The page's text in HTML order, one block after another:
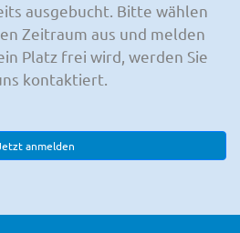
ausgebucht. Bitte wählen
Zeitraum aus und melden
Platz frei wird, werden Sie
kontaktiert.
anmelden